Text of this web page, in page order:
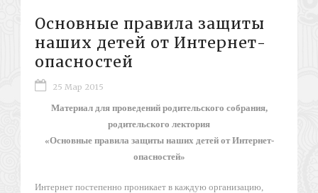
Основные правила защиты
наших детей от Интернет-
опасностей
25 Мар 2015
Материал для проведений родительского собрания,
родительского лектория
«Основные правила защиты наших детей от Интернет-
опасностей»
Интернет постепенно проникает в каждую организацию,